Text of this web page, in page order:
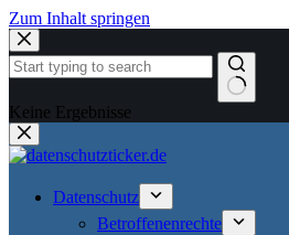
Zum Inhalt springen
Keine Ergebnisse
Datenschutz
Betroffenenrechte